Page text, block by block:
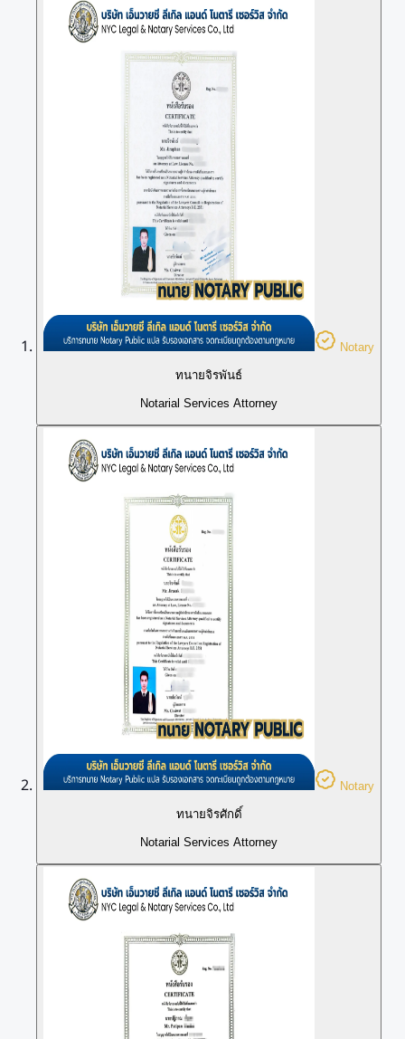
Notary
ทนายจิรพันธ์
Notarial Services Attorney
Notary
ทนายจิรศักดิ์
Notarial Services Attorney